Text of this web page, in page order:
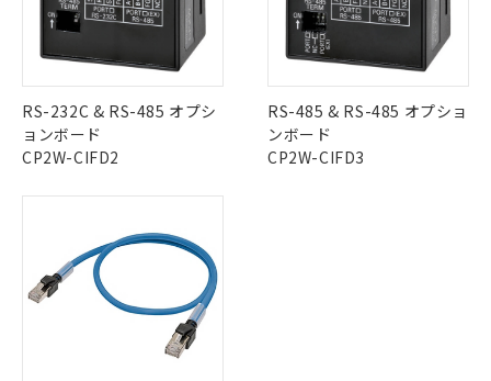
RS-232C & RS-485 オプシ
ョンボード
CP2W-CIFD2
RS-485 & RS-485 オプショ
ンボード
CP2W-CIFD3
点は「
販売ネットワーク
」をご確認
ください。
在庫状況および標準価格結果を当社の
事前の承諾なく第三者に漏洩または開
示しないようお願いします。
マイパーツ機能（部品リスト作成サー
ビス）をご利用いただくには、I-Web
お客様が当ウェブサイト上で当社にご
登録された部品リストについて、当社
および当社の共同利用者が、当社の製
品・サービスに関するお客様との取
引・商談に必要な範囲で利用すること
をご了承ください。
図的な使用がないことを確認しています。
※2 対応予定月
部品在庫の切り替え状況などにより、予定
月が前後することがあります。
※3 非含有証明書ダウンロード
下記の非含有証明書をダウンロードするこ
とができます。
EU RoHS指令（10物質）の非含有証明書
※2 環境保護使用期限
「ｅ」：有害物質（10物質）のすべてが基
準値以下であることを示します。
「10」：通常の使用状況下において有害物
質が外部に漏えいし、環境に深刻な影響を
「－」：未確認です。当社販売部門へお問
武器並びにこれらの製造装置等に一切
使用いたしません。
当社は、貴社製品を第三者に販売する
場合は、上記1、2および3の内容を当
該第三者に通知します。また当社は、
販売先および販売に係わる関係者が違
法に輸出するおそれがある場合は、取
合意する
いては、お客様のお取引先、ま
たはお客様担当のオムロン制御
機器販売店・当社販売員にご確
認ください)
白
受注生産機種、また在庫状況の
情報を公開していない機種